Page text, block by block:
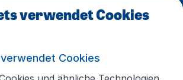
verwendet Cookies
Cookies